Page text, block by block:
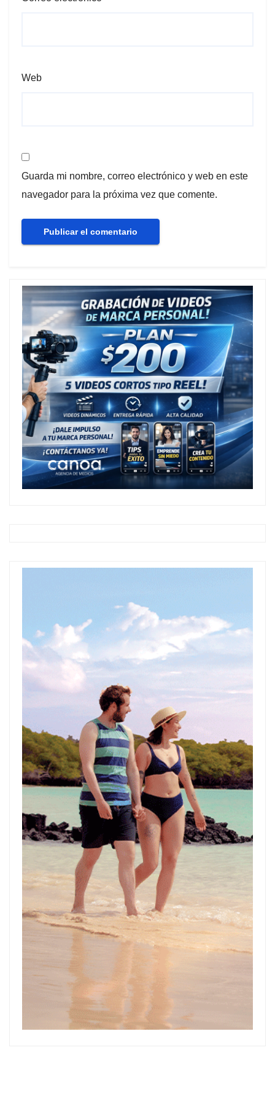
Web
Guarda mi nombre, correo electrónico y web en este
navegador para la próxima vez que comente.